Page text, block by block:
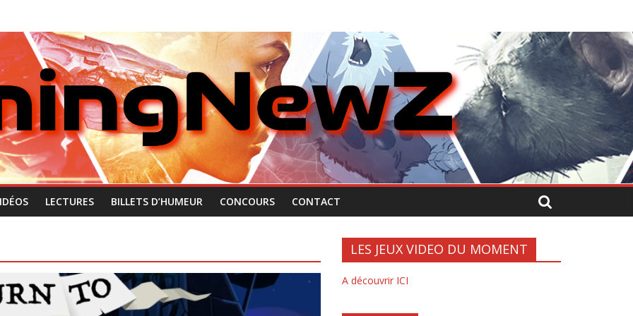
LECTURES BILLETS D’HUMEUR CONCOURS CONTACT
LES JEUX VIDEO DU MOMENT
A découvrir ICI